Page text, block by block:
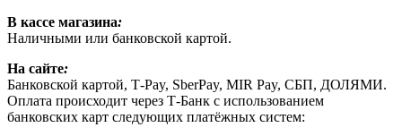
В кассе магазина:
Наличными или банковской картой.
На сайте:
Банковской картой, Т-Pay, SberPay, MIR Pay, СБП, ДОЛЯМИ.
Оплата происходит через Т-Банк с использованием
банковских карт следующих платёжных систем: